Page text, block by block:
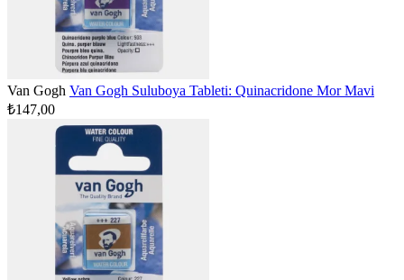
Van Gogh Van Gogh Suluboya Tableti: Quinacridone Mor Mavi
₺147,00